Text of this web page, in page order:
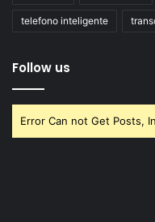
telefono inteligente
Follow us
Error Can not Get Posts,